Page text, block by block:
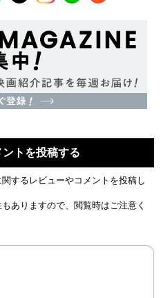
トを投稿する
するレビューやコメントを投稿し
ありますので、閲覧時はご注意く